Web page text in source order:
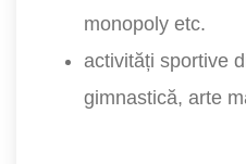
monopoly etc.
activități sportive
gimnastică, arte